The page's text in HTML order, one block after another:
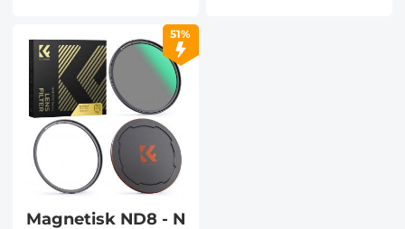
51%
Magnetisk ND8 - N